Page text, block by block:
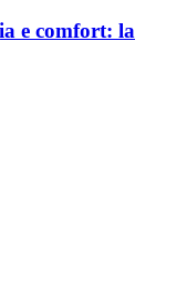
e comfort: la